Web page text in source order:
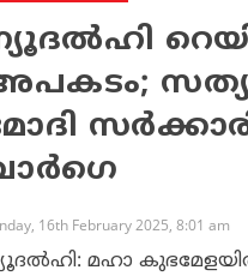
16th February 2025, 8:01 am
മഹാ